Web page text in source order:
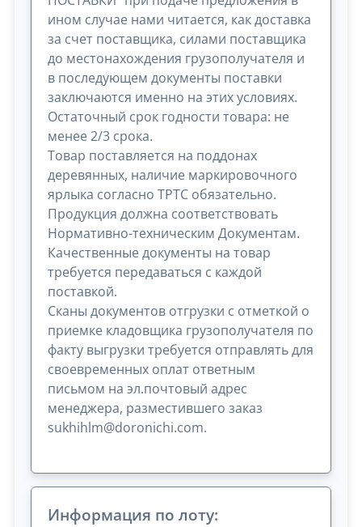
ином случае нами читается, как доставка
за счет поставщика, силами поставщика
до местонахождения грузополучателя и
в последующем документы поставки
заключаются именно на этих условиях.
Остаточный срок годности товара: не
менее 2/3 срока.
Товар поставляется на поддонах
деревянных, наличие маркировочного
ярлыка согласно ТРТС обязательно.
Продукция должна соответствовать
Нормативно-техническим Документам.
Качественные документы на товар
требуется передаваться с каждой
поставкой.
Сканы документов отгрузки с отметкой о
приемке кладовщика грузополучателя по
факту выгрузки требуется отправлять для
своевременных оплат ответным
письмом на эл.почтовый адрес
менеджера, разместившего заказ
sukhihlm@doronichi.com.
Информация по лоту: